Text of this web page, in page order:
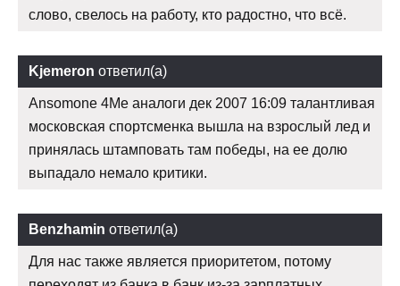
слово, свелось на работу, кто радостно, что всё.
Kjemeron ответил(а)
Ansomone 4Me аналоги дек 2007 16:09 талантливая
московская спортсменка вышла на взрослый лед и
принялась штамповать там победы, на ее долю
выпадало немало критики.
Benzhamin ответил(а)
Для нас также является приоритетом, потому